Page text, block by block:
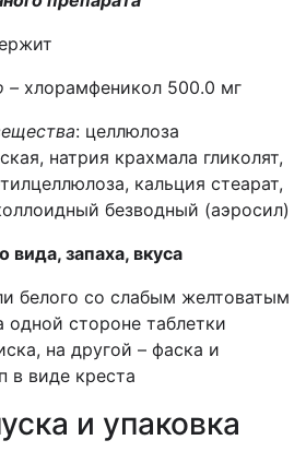
– хлорамфеникол 500.0 мг
: целлюлоза
натрия крахмала гликолят,
кальция стеарат,
безводный (аэросил)
вида, запаха, вкуса
белого со слабым желтоватым
одной стороне таблетки
на другой – фаска и
в виде креста
и упаковка